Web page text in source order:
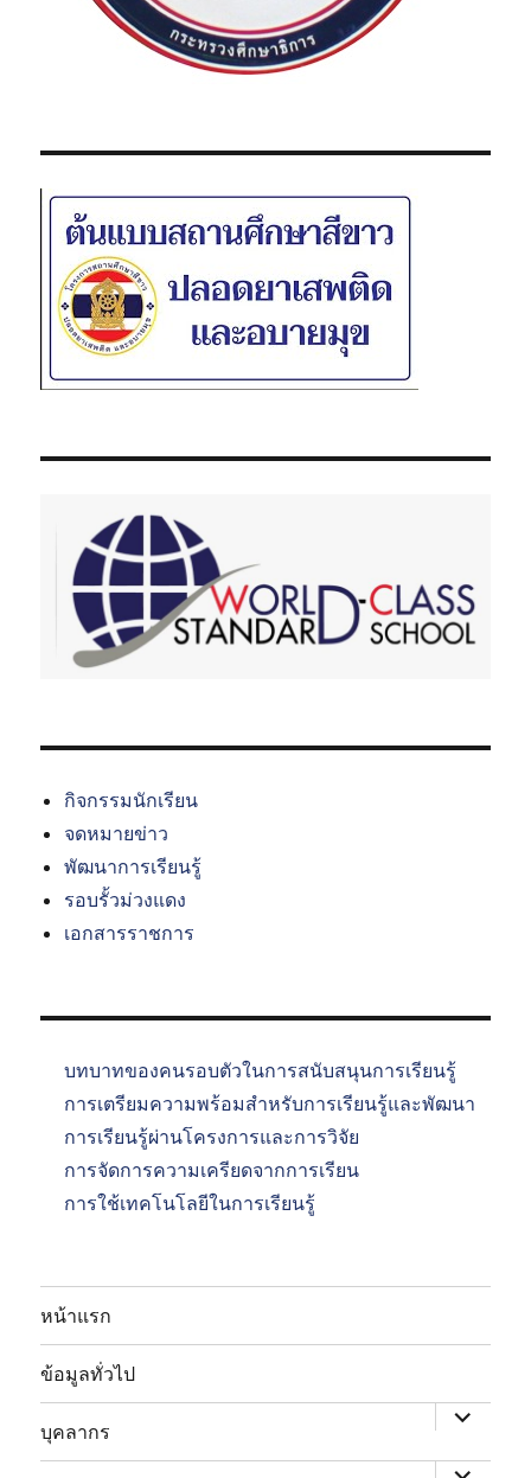
กิจกรรมนักเรียน
จดหมายข่าว
พัฒนาการเรียนรู้
รอบรั้วม่วงแดง
เอกสารราชการ
บทบาทของคนรอบตัวในการสนับสนุนการเรียนรู้
การเตรียมความพร้อมสำหรับการเรียนรู้และพัฒนา
การเรียนรู้ผ่านโครงการและการวิจัย
การจัดการความเครียดจากการเรียน
การใช้เทคโนโลยีในการเรียนรู้
หน้าแรก
ข้อมูลทั่วไป
บุคลากร
expand
child
expand